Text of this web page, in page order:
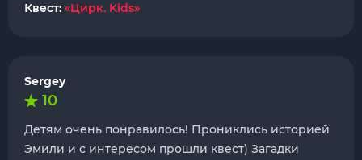
Квест: «Цирк. Kids»
Sergey
10
Детям очень понравилось! Прониклись историей
Эмили и с интересом прошли квест) Загадки